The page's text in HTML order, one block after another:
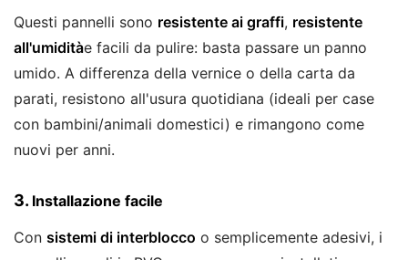
Questi pannelli sono resistente ai graffi, resistente
all'umiditàe facili da pulire: basta passare un panno
umido. A differenza della vernice o della carta da
parati, resistono all'usura quotidiana (ideali per case
con bambini/animali domestici) e rimangono come
nuovi per anni.
3. Installazione facile
Con sistemi di interblocco o semplicemente adesivi, i